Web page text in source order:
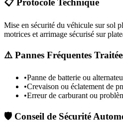
📋 Protocole Technique
Mise en sécurité du véhicule sur sol
motrices et arrimage sécurisé sur
⚠️ Pannes Fréquentes
•Panne de batterie ou
•Crevaison ou éclatement de
•Erreur de carburant ou
🛡️ Conseil de Sécurité